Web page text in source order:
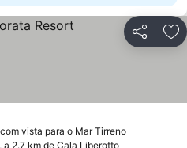
Partilhar
vista para o Mar Tirreno
a 2.7 km de Cala Liberotto